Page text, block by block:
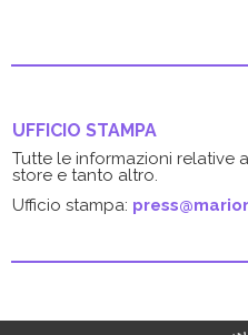
UFFICIO STAMPA
Tutte le informazioni relative
store e tanto altro.
Ufficio stampa: